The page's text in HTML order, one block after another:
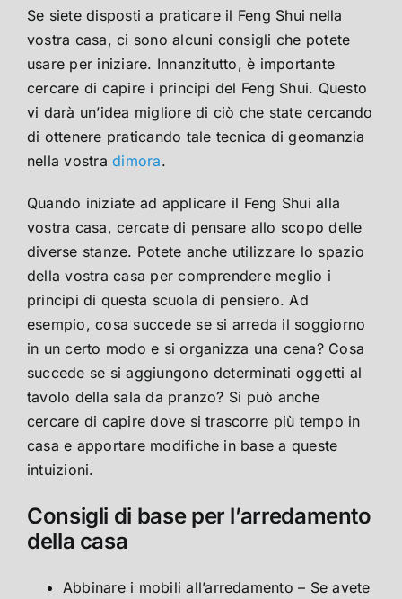
Se siete disposti a praticare il Feng Shui nella
vostra casa, ci sono alcuni consigli che potete
usare per iniziare. Innanzitutto, è importante
cercare di capire i principi del Feng Shui. Questo
vi darà un’idea migliore di ciò che state cercando
di ottenere praticando tale tecnica di geomanzia
nella vostradimora.
Quando iniziate ad applicare il Feng Shui alla
vostra casa, cercate di pensare allo scopo delle
diverse stanze. Potete anche utilizzare lo spazio
della vostra casa per comprendere meglio i
principi di questa scuola di pensiero. Ad
esempio, cosa succede se si arreda il soggiorno
in un certo modo e si organizza una cena? Cosa
succede se si aggiungono determinati oggetti al
tavolo della sala da pranzo? Si può anche
cercare di capire dove si trascorre più tempo in
casa e apportare modifiche in base a queste
intuizioni.
Consigli di base per l’arredamento
della casa
Abbinare i mobili all’arredamento – Se avete